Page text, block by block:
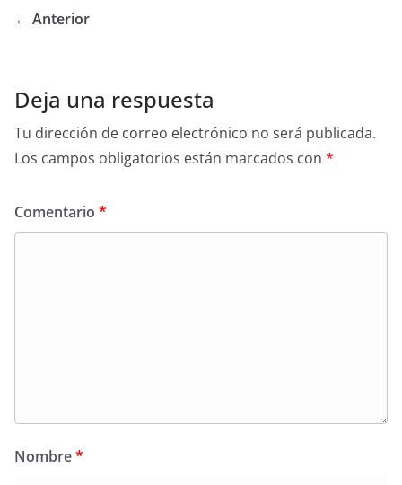
← Anterior
Deja una respuesta
Tu dirección de correo electrónico no será publicada.
Los campos obligatorios están marcados con *
Comentario *
Nombre*